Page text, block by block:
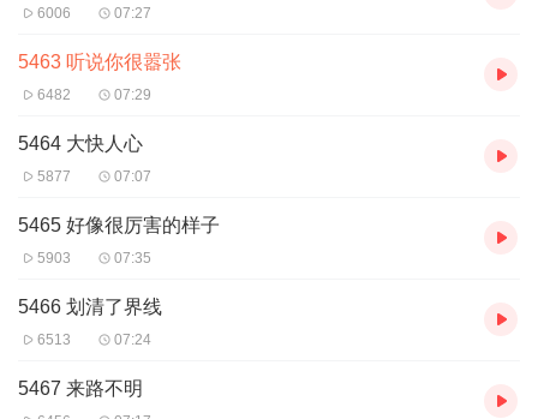
6006 07:27
5463 听说你很嚣张
6482 07:29
5464 大快人心
5877 07:07
5465 好像很厉害的样子
5903 07:35
5466 划清了界线
6513 07:24
5467 来路不明